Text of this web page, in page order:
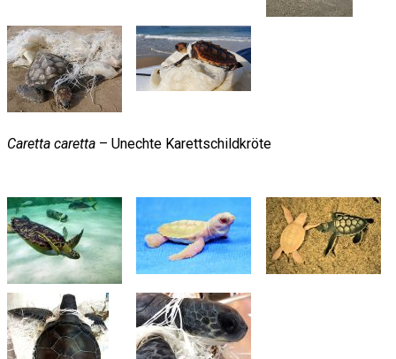
Caretta caretta – Unechte Karettschildkröte